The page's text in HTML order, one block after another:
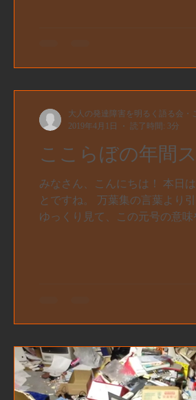
ここらぼの年間
みなさん、こんにちは！ 本日
とですね。 万葉集の言葉より
ゆっくり見て、この元号の意
大人の発達障害を明るく語る会・
2019年4月1日
読了時間: 3分